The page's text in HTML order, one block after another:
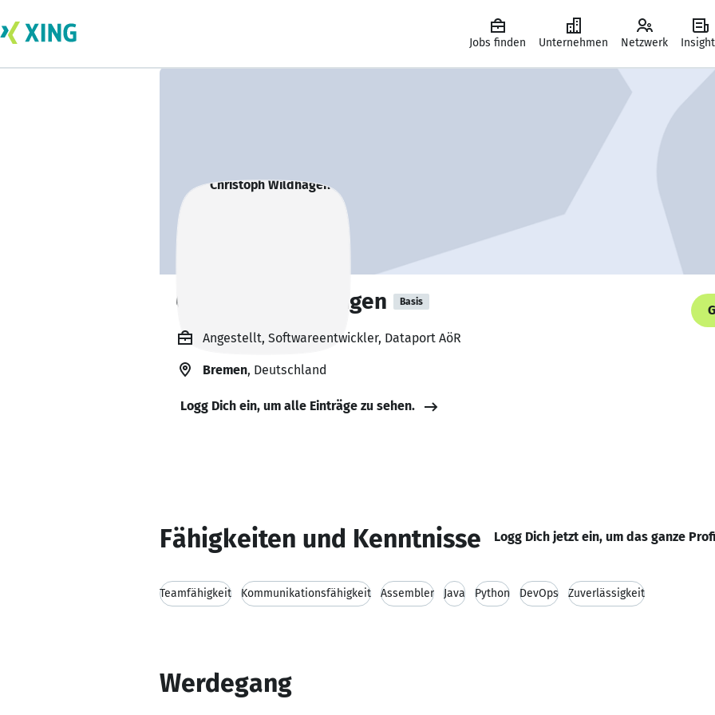
Jobs finden Unternehmen Netzwerk
Christoph Wildhagen Basis
Angestellt, Softwareentwickler, Dataport AöR
Bremen, Deutschland
Logg Dich ein, um alle Einträge zu sehen.
Fähigkeiten und Kenntnisse Logg Dich jetzt ein, um das ganze
Teamfähigkeit Kommunikationsfähigkeit Assembler Java Python DevOps Zuverlässigkeit
Werdegang